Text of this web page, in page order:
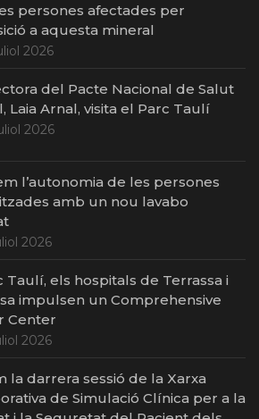
persones afectades per
a aquesta mineral
2026
del Pacte Nacional de Salut
Laia Arnal, visita el Parc Taulí
2026
l’autonomia de les persones
amb un nou lavabo
2026
Taulí, els hospitals de Terrassa i
impulsen un Comprehensive
Center
2026
la darrera sessió de la Xarxa
de Simulació Clínica per a la